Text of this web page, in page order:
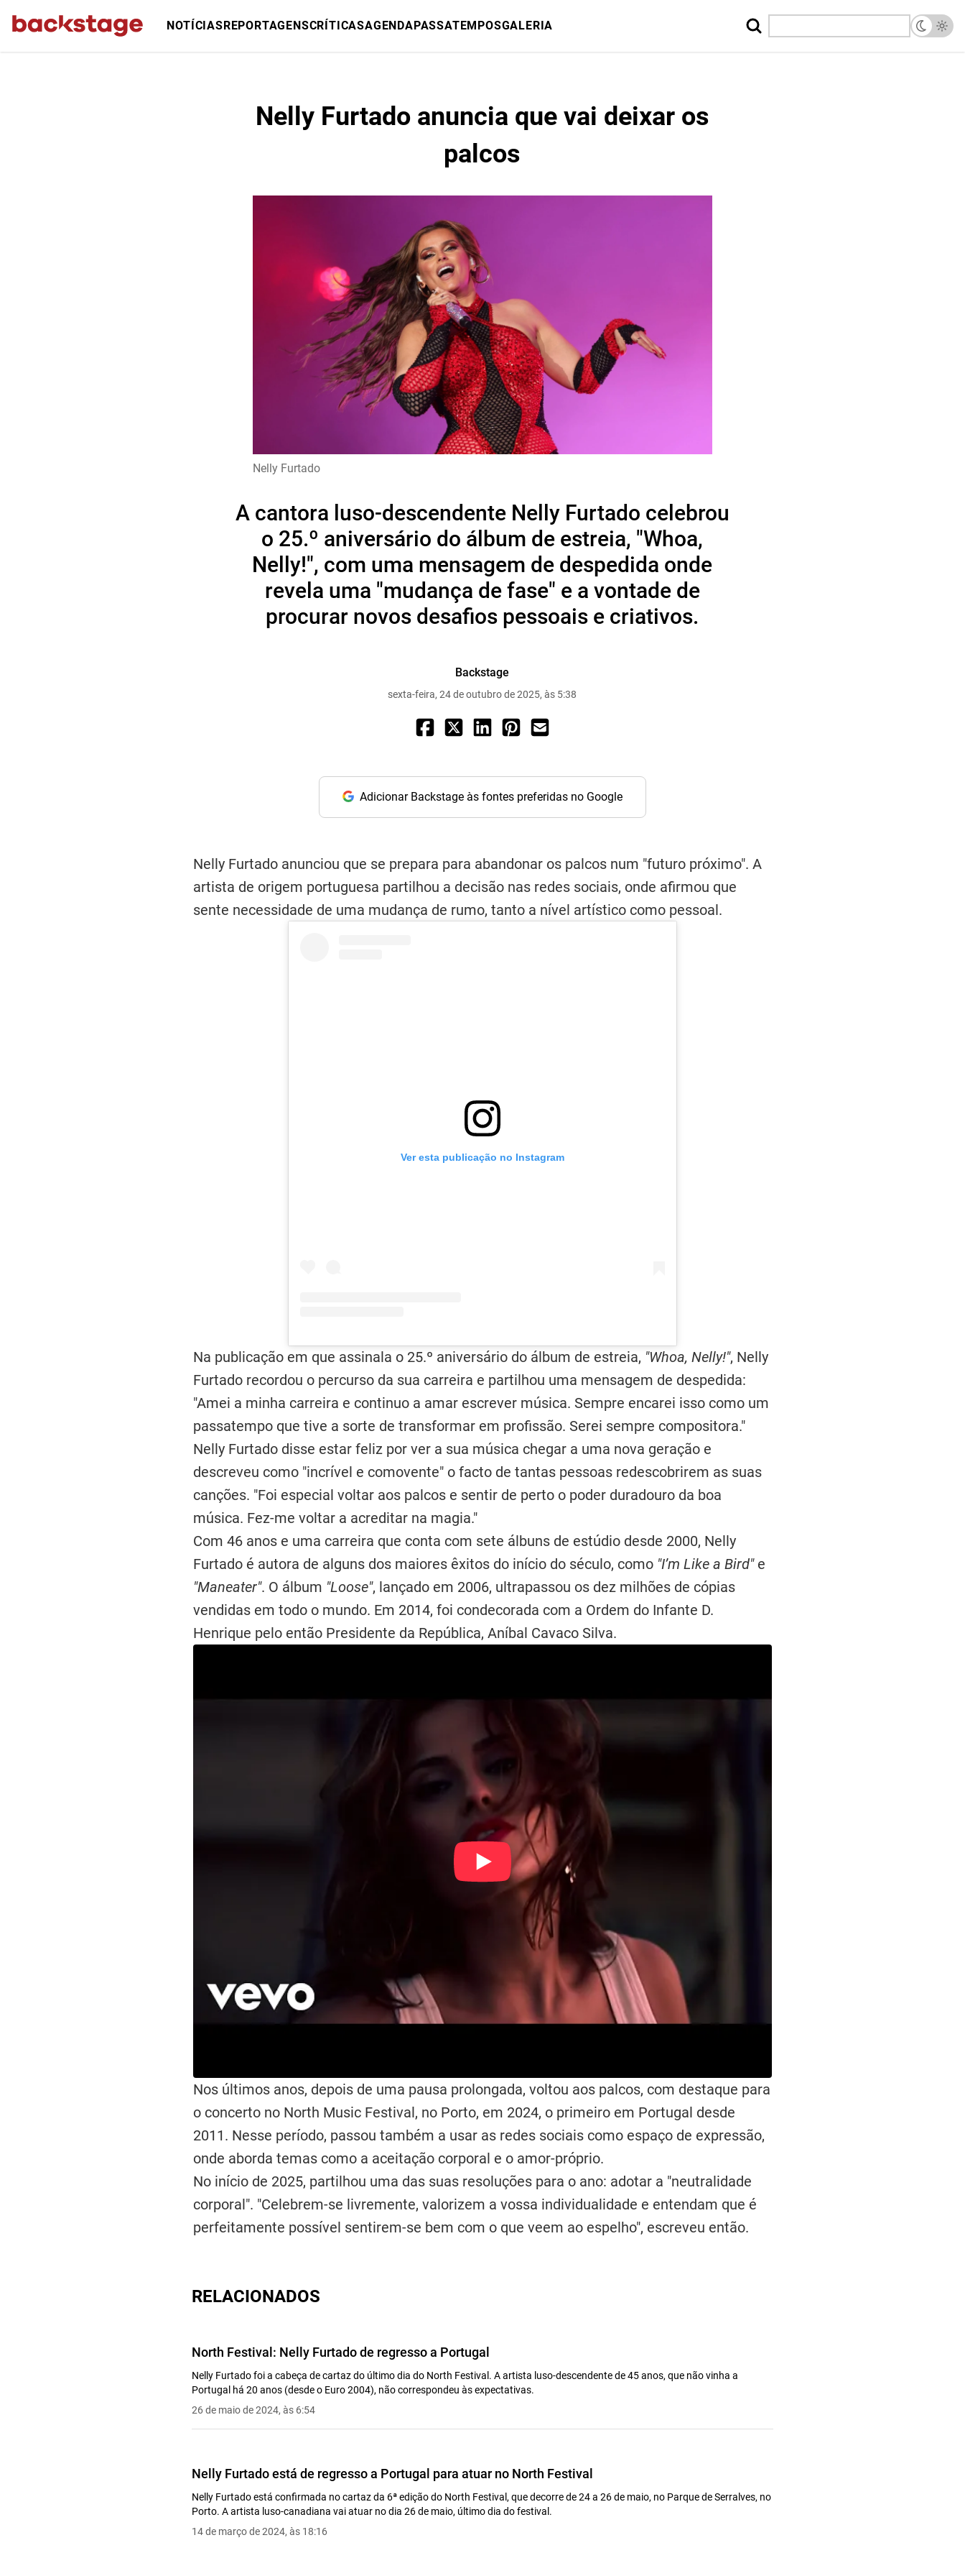
NOTÍCIASREPORTAGENSCRÍTICASAGENDAPASSATEMPOSGALERIA
Nelly Furtado anuncia que vai deixar os
palcos
Nelly Furtado
A cantora luso-descendente Nelly Furtado celebrou
o 25.º aniversário do álbum de estreia, "Whoa,
Nelly!", com uma mensagem de despedida onde
revela uma "mudança de fase" e a vontade de
procurar novos desafios pessoais e criativos.
Backstage
sexta-feira, 24 de outubro de 2025, às 5:38
Adicionar Backstage às fontes preferidas no Google
Nelly Furtado anunciou que se prepara para abandonar os palcos num "futuro próximo". A
artista de origem portuguesa partilhou a decisão nas redes sociais, onde afirmou que
sente necessidade de uma mudança de rumo, tanto a nível artístico como pessoal.
Ver esta publicação no Instagram
Na publicação em que assinala o 25.º aniversário do álbum de estreia, "Whoa, Nelly!", Nelly
Furtado recordou o percurso da sua carreira e partilhou uma mensagem de despedida:
"Amei a minha carreira e continuo a amar escrever música. Sempre encarei isso como um
passatempo que tive a sorte de transformar em profissão. Serei sempre compositora."
Nelly Furtado disse estar feliz por ver a sua música chegar a uma nova geração e
descreveu como "incrível e comovente" o facto de tantas pessoas redescobrirem as suas
canções. "Foi especial voltar aos palcos e sentir de perto o poder duradouro da boa
música. Fez-me voltar a acreditar na magia."
Com 46 anos e uma carreira que conta com sete álbuns de estúdio desde 2000, Nelly
Furtado é autora de alguns dos maiores êxitos do início do século, como "I’m Like a Bird"e
"Maneater". O álbum "Loose", lançado em 2006, ultrapassou os dez milhões de cópias
vendidas em todo o mundo. Em 2014, foi condecorada com a Ordem do Infante D.
Henrique pelo então Presidente da República, Aníbal Cavaco Silva.
Nos últimos anos, depois de uma pausa prolongada, voltou aos palcos, com destaque para
o concerto no North Music Festival, no Porto, em 2024, o primeiro em Portugal desde
2011. Nesse período, passou também a usar as redes sociais como espaço de expressão,
onde aborda temas como a aceitação corporal e o amor-próprio.
No início de 2025, partilhou uma das suas resoluções para o ano: adotar a "neutralidade
corporal". "Celebrem-se livremente, valorizem a vossa individualidade e entendam que é
perfeitamente possível sentirem-se bem com o que veem ao espelho", escreveu então.
RELACIONADOS
North Festival: Nelly Furtado de regresso a Portugal
Nelly Furtado foi a cabeça de cartaz do último dia do North Festival. A artista luso-descendente de 45 anos, que não vinha a
Portugal há 20 anos (desde o Euro 2004), não correspondeu às expectativas.
26 de maio de 2024, às 6:54
Nelly Furtado está de regresso a Portugal para atuar no North Festival
Nelly Furtado está confirmada no cartaz da 6ª edição do North Festival, que decorre de 24 a 26 de maio, no Parque de Serralves, no
Porto. A artista luso-canadiana vai atuar no dia 26 de maio, último dia do festival.
14 de março de 2024, às 18:16